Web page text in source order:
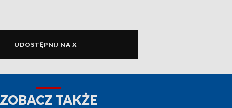
UDOSTĘPNIJ NA X
ZOBACZ TAKŻE